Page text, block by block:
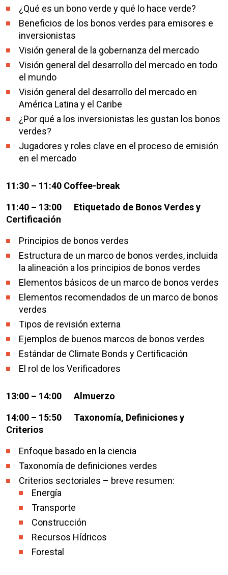
¿Qué es un bono verde y qué lo hace verde?
Beneficios de los bonos verdes para emisores e
inversionistas
Visión general de la gobernanza del mercado
Visión general del desarrollo del mercado en todo
el mundo
Visión general del desarrollo del mercado en
América Latina y el Caribe
¿Por qué a los inversionistas les gustan los bonos
verdes?
Jugadores y roles clave en el proceso de emisión
en el mercado
11:30 – 11:40 Coffee-break
11:40 – 13:00 Etiquetado de Bonos Verdes y
Certificación
Principios de bonos verdes
Estructura de un marco de bonos verdes, incluida
la alineación a los principios de bonos verdes
Elementos básicos de un marco de bonos verdes
Elementos recomendados de un marco de bonos
verdes
Tipos de revisión externa
Ejemplos de buenos marcos de bonos verdes
Estándar de Climate Bonds y Certificación
El rol de los Verificadores
13:00 – 14:00 Almuerzo
14:00 – 15:50 Taxonomía, Definiciones y
Criterios
Enfoque basado en la ciencia
Taxonomía de definiciones verdes
Criterios sectoriales – breve resumen:
Energía
Transporte
Construcción
Recursos Hídricos
Forestal